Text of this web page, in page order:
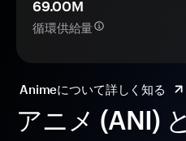
アニメ (ANI)
69.00M
循環供給量
Animeについて詳しく知る